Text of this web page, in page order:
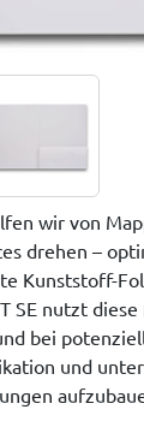
wir von
drehen –
Kunststoff-
SE nutzt
bei
und